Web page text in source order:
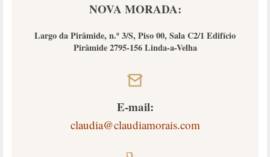
NOVA MORADA:
Largo da Pirâmide, n.º 3/S, Piso 00, Sala C2/1 Edifício
Pirâmide 2795-156 Linda-a-Velha
E-mail:
claudia@claudiamorais.com